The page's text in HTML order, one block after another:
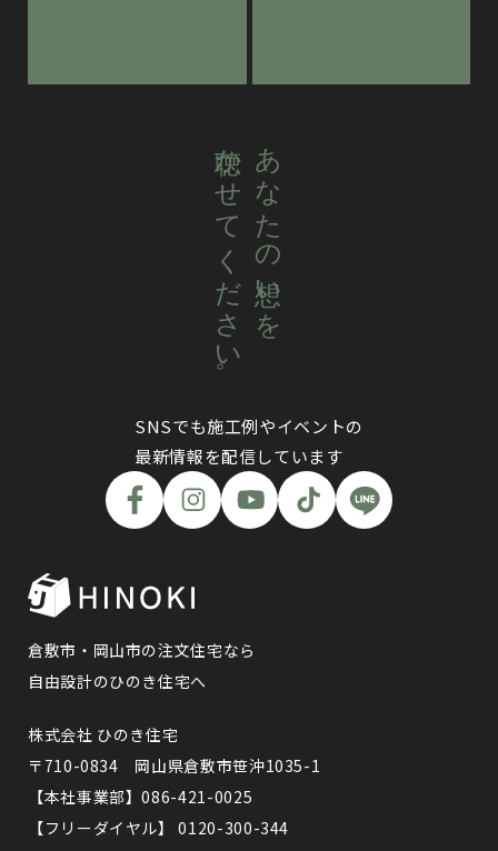
あなたの想いを
聴かせてください。
SNSでも施工例やイベントの
最新情報を配信しています
倉敷市・岡山市の注文住宅なら
自由設計のひのき住宅へ
株式会社 ひのき住宅
〒710-0834 岡山県倉敷市笹沖1035-1
【本社事業部】086-421-0025
【フリーダイヤル】 0120-300-344